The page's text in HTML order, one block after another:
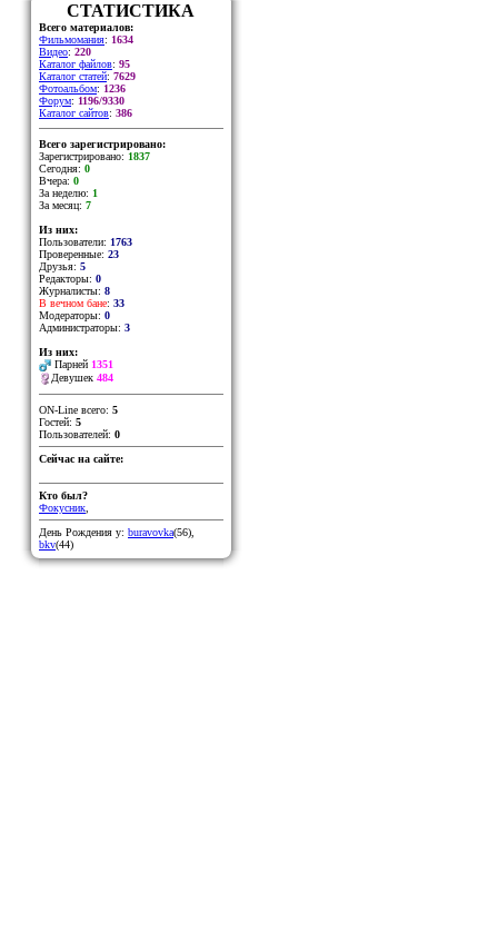
СТАТИСТИКА
Всего материалов:
Фильмомания: 1634
Видео: 220
Каталог файлов: 95
Каталог статей: 7629
Фотоальбом: 1236
Форум: 1196/9330
Каталог сайтов: 386
Всего зарегистрировано:
Зарегистрировано: 1837
Сегодня: 0
Вчера: 0
За неделю: 1
За месяц: 7
Из них:
Пользователи: 1763
Проверенные: 23
Друзья: 5
Редакторы: 0
Журналисты: 8
В вечном бане: 33
Модераторы: 0
Администраторы: 3
Из них:
Парней 1351
Девушек 484
ON-Line всего: 5
Гостей: 5
Пользователей: 0
Сейчас на сайте:
Кто был?
Фокусник,
День Рождения у: buravovka(56),
bkv(44)